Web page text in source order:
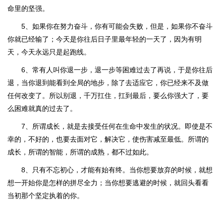
命里的坚强。
5、如果你在努力奋斗，你有可能会失败，但是，如果你不奋斗
你就已经输了；今天是你往后日子里最年轻的一天了，因为有明
天，今天永远只是起跑线。
6、常有人叫你退一步，退一步等困难过去了再说，于是你往后
退，当你退到能看到全局的地步，除了去适应它，你已经来不及做
任何改变了。所以别退，千万扛住，扛到最后，要么你强大了，要
么困难就真的过去了。
7、所谓成长，就是去接受任何在生命中发生的状况。即使是不
幸的，不好的，也要去面对它，解决它，使伤害减至最低。所谓的
成长，所谓的智能，所谓的成熟，都不过如此。
8、只有不忘初心，才能有始有终。当你想要放弃的时候，就想
想一开始你是怎样的拼尽全力；当你想要逃避的时候，就回头看看
当初那个坚定执着的你。